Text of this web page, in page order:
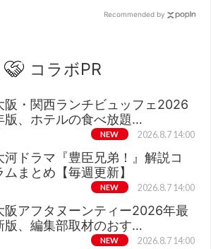
Recommended by
コラボPR
阪・関西ランチビュッフェ2026
版、ホテルの食べ放題…
NEW 2026.8.7 14:00
河ドラマ『豊臣兄弟！』解説コ
ムまとめ【毎週更新】
NEW 2026.8.7 14:00
阪アフタヌーンティー2026年最
版、編集部取材のおす…
NEW 2026.8.7 14:00